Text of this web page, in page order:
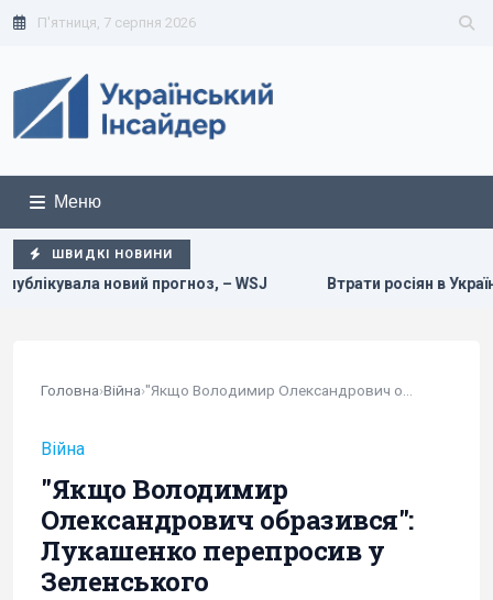
П'ятниця, 7 серпня 2026
Меню
ШВИДКІ НОВИНИ
– WSJ Втрати росіян в Україні сягнули нової
Головна›Війна›
Війна
"Якщо Володимир
Олександрович образився":
Лукашенко перепросив у
Зеленського